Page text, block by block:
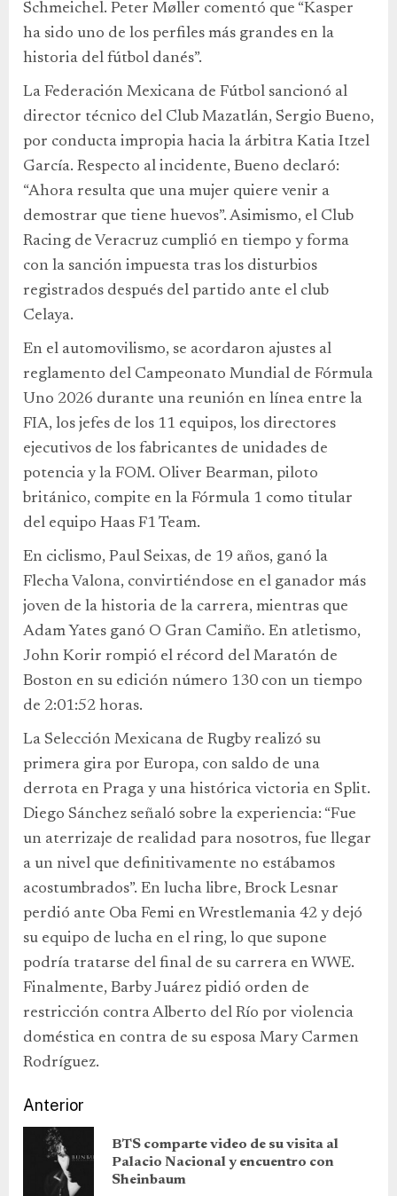
Schmeichel. Peter Møller comentó que “Kasper
ha sido uno de los perfiles más grandes en la
historia del fútbol danés”.
La Federación Mexicana de Fútbol sancionó al
director técnico del Club Mazatlán, Sergio Bueno,
por conducta impropia hacia la árbitra Katia Itzel
García. Respecto al incidente, Bueno declaró:
“Ahora resulta que una mujer quiere venir a
demostrar que tiene huevos”. Asimismo, el Club
Racing de Veracruz cumplió en tiempo y forma
con la sanción impuesta tras los disturbios
registrados después del partido ante el club
Celaya.
En el automovilismo, se acordaron ajustes al
reglamento del Campeonato Mundial de Fórmula
Uno 2026 durante una reunión en línea entre la
FIA, los jefes de los 11 equipos, los directores
ejecutivos de los fabricantes de unidades de
potencia y la FOM. Oliver Bearman, piloto
británico, compite en la Fórmula 1 como titular
del equipo Haas F1 Team.
En ciclismo, Paul Seixas, de 19 años, ganó la
Flecha Valona, convirtiéndose en el ganador más
joven de la historia de la carrera, mientras que
Adam Yates ganó O Gran Camiño. En atletismo,
John Korir rompió el récord del Maratón de
Boston en su edición número 130 con un tiempo
de 2:01:52 horas.
La Selección Mexicana de Rugby realizó su
primera gira por Europa, con saldo de una
derrota en Praga y una histórica victoria en Split.
Diego Sánchez señaló sobre la experiencia: “Fue
un aterrizaje de realidad para nosotros, fue llegar
a un nivel que definitivamente no estábamos
acostumbrados”. En lucha libre, Brock Lesnar
perdió ante Oba Femi en Wrestlemania 42 y dejó
su equipo de lucha en el ring, lo que supone
podría tratarse del final de su carrera en WWE.
Finalmente, Barby Juárez pidió orden de
restricción contra Alberto del Río por violencia
doméstica en contra de su esposa Mary Carmen
Rodríguez.
Anterior
BTS comparte video de su visita al
Palacio Nacional y encuentro con
Sheinbaum